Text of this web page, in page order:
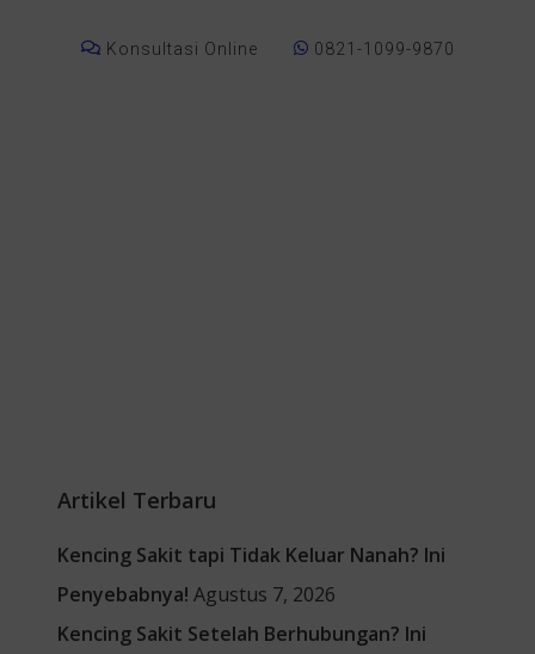
Konsultasi Online 0821-1099-9870
Artikel Terbaru
Kencing Sakit tapi Tidak Keluar Nanah? Ini
Penyebabnya! Agustus 7, 2026
Kencing Sakit Setelah Berhubungan? Ini